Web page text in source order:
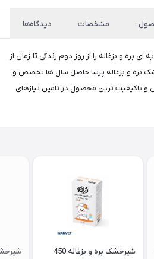
: مشخصات دیدگاه‌ها
بره و بزغاله را از روز دوم زندگی تا زمان از
بره و بزغاله پرسا حاصل سال ها تخصص و
و باکیفیت ترین محصول در تامین نیازهای
شیرخشک بره و بزغاله 450